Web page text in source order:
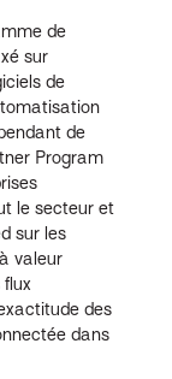
de
sur
de
de
Program
le secteur et
sur les
valeur
des
dans